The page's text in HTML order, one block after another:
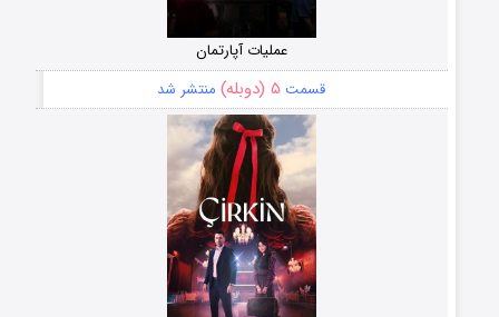
عملیات آپارتمان
قسمت ۵ (دوبله) منتشر شد